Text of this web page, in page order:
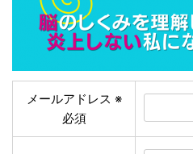
メールアドレス ※
必須